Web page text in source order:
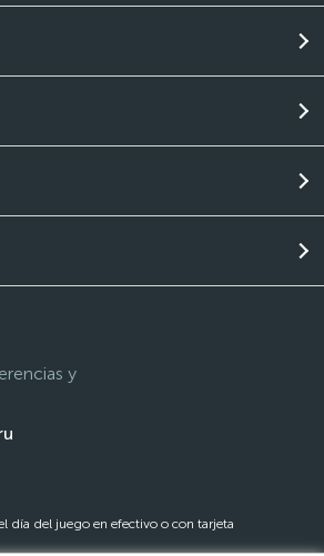
y
día del juego en efectivo o con tarjeta